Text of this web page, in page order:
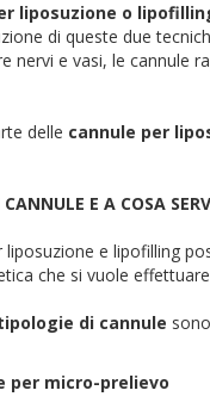
liposuzione o
di queste due
nervi e vasi, le cannule
delle cannule per
E A COSA
liposuzione e lipofilling
che si vuole
di cannule
per micro-prelievo